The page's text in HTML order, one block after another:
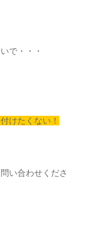
で・・・
けたくない！
い合わせくださ